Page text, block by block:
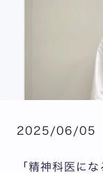
2025/06/05
「精神科医に